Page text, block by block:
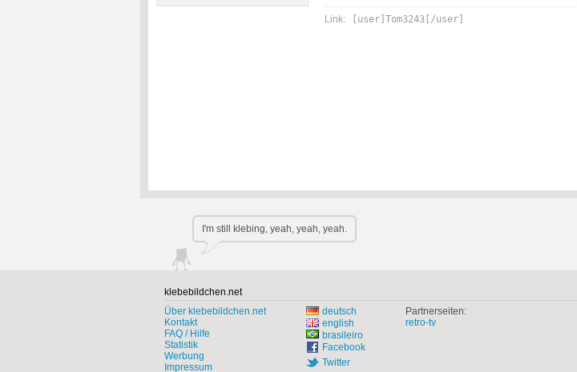
Link: [user]Tom3243[/user]
I'm still klebing, yeah, yeah, yeah.
klebebildchen.net
Über klebebildchen.net
Kontakt
FAQ / Hilfe
Statistik
Werbung
Impressum
deutsch
english
brasileiro
Facebook
Twitter
Partnerseiten:
retro-tv